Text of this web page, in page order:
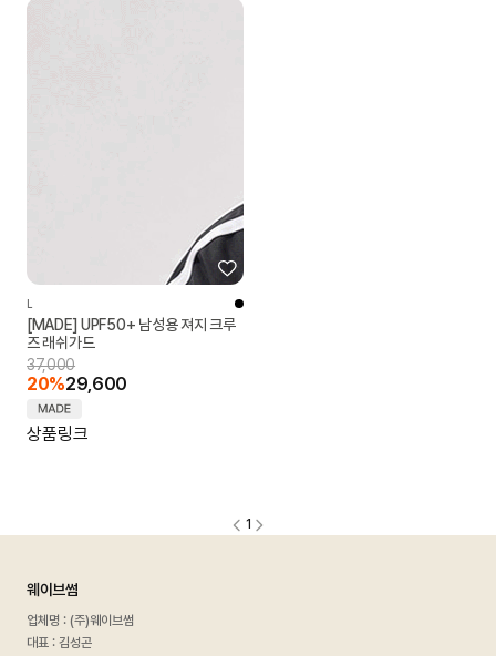
L
[MADE] UPF50+ 남성용 져지 크루
즈 래쉬가드
37,000
20%29,600
상품링크
1
웨이브썸
업체명 : (주)웨이브썸
대표 : 김성곤